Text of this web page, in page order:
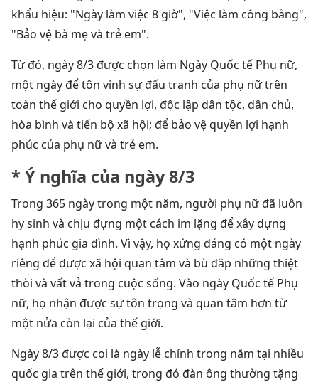
khẩu hiệu: "Ngày làm việc 8 giờ", "Việc làm công bằng",
"Bảo vệ bà mẹ và trẻ em".
Từ đó, ngày 8/3 được chọn làm Ngày Quốc tế Phụ nữ,
một ngày để tôn vinh sự đấu tranh của phụ nữ trên
toàn thế giới cho quyền lợi, độc lập dân tộc, dân chủ,
hòa bình và tiến bộ xã hội; để bảo vệ quyền lợi hạnh
phúc của phụ nữ và trẻ em.
* Ý nghĩa của ngày 8/3
Trong 365 ngày trong một năm, người phụ nữ đã luôn
hy sinh và chịu đựng một cách im lặng để xây dựng
hạnh phúc gia đình. Vì vậy, họ xứng đáng có một ngày
riêng để được xã hội quan tâm và bù đắp những thiệt
thòi và vất vả trong cuộc sống. Vào ngày Quốc tế Phụ
nữ, họ nhận được sự tôn trọng và quan tâm hơn từ
một nửa còn lại của thế giới.
Ngày 8/3 được coi là ngày lễ chính trong năm tại nhiều
quốc gia trên thế giới, trong đó đàn ông thường tặng